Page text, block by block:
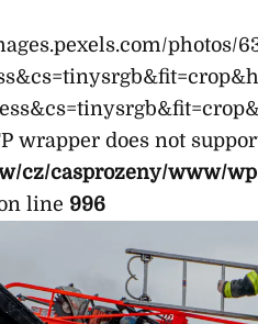
photos/
wrapper does not
cz/casprozeny/www/
line 996